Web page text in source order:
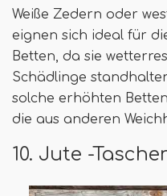
Weiße Zedern oder
eignen sich ideal für
Betten, da sie
Schädlinge
solche erhöhten
die aus anderen
10. Jute -